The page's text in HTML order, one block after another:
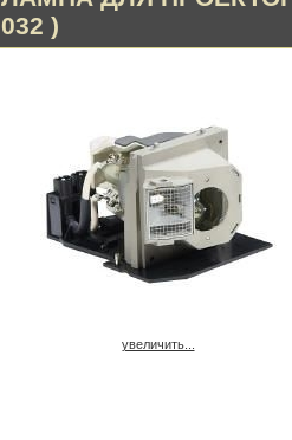
032 )
увеличить...